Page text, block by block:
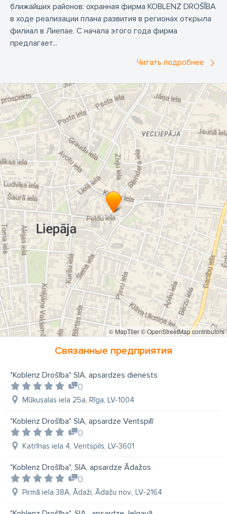
ближайших районов: охранная фирма KOBLENZ DROŠĪBA
в ходе реализации плана развития в регионах открыла
филиал в Лиепае. С начала этого года фирма
предлагает...
Читать подробнее
© MapTiler© OpenStreetMap contributors
Связанные предприятия
"Koblenz Drošība" SIA, apsardzes dienests
0
Mūkusalas iela 25a, Rīga, LV-1004
"Koblenz Drošība" SIA, apsardze Ventspilī
0
Katrīnas iela 4, Ventspils, LV-3601
"Koblenz Drošība", SIA, apsardze Ādažos
0
Pirmā iela 38A, Ādaži, Ādažu nov., LV-2164